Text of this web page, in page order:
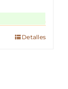
Detalles